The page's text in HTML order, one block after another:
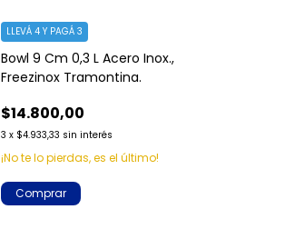
Bowl 9 Cm 0,3 L Acero Inox.,
Freezinox Tramontina.
$14.800,00
3 x $4.933,33 sin interés
LLEVÁ 4 Y PAGÁ 3
¡No te lo pierdas, es el último!
Comprar